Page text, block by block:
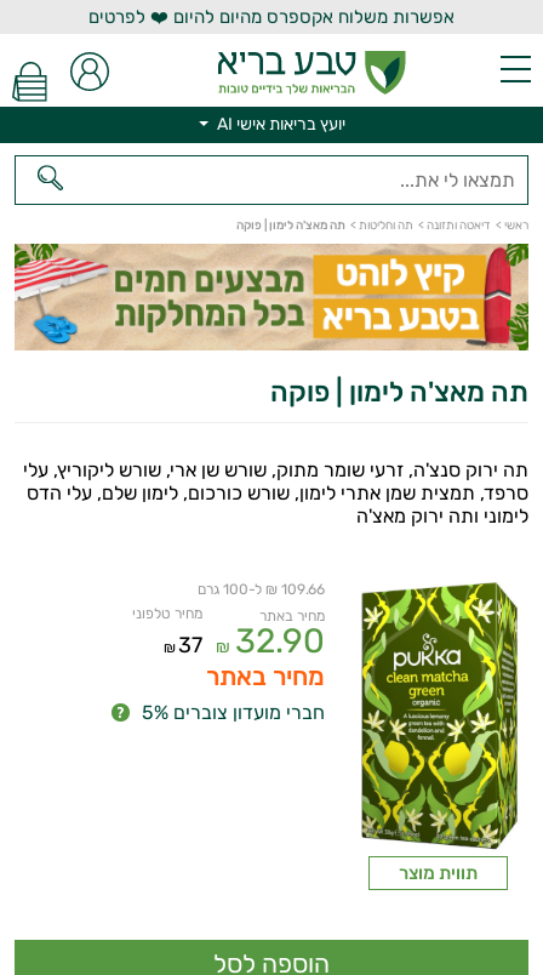
אפשרות משלוח אקספרס מהיום להיום ❤️ לפרטים
יועץ בריאות אישי AI
ראשי > דיאטה ותזונה > תה וחליטות > תה מאצ'ה לימון | פוקה
ביותר
נפיחות
בטנית
שורפי
שומן
שמירת
המשקל
תחושת
תה מאצ'ה לימון | פוקה
תה ירוק סנצ'ה, זרעי שומר מתוק, שורש שן ארי, שורש ליקוריץ, עלי
סרפד, תמצית שמן אתרי לימון, שורש כורכום, לימון שלם, עלי הדס
לימוני ותה ירוק מאצ'ה
תווית מוצר
109.66 ₪ ל-100 גרם
מחיר באתר
32.90
₪
מחיר טלפוני
37
₪
מחיר באתר
חברי מועדון צוברים 5%
יועץ בריאות אישי AI